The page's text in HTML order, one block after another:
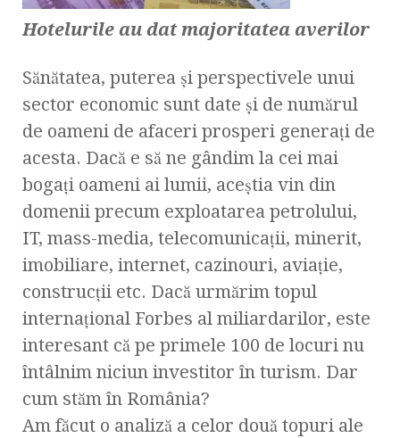
Hotelurile au dat majoritatea averilor
Sănătatea, puterea şi perspectivele unui
sector economic sunt date şi de numărul
de oameni de afaceri prosperi generaţi de
acesta. Dacă e să ne gândim la cei mai
bogaţi oameni ai lumii, aceştia vin din
domenii precum exploatarea petrolului,
IT, mass-media, telecomunicaţii, minerit,
imobiliare, internet, cazinouri, aviaţie,
construcţii etc. Dacă urmărim topul
internaţional Forbes al miliardarilor, este
interesant că pe primele 100 de locuri nu
întâlnim niciun investitor în turism. Dar
cum stăm în România?
Am făcut o analiză a celor două topuri ale